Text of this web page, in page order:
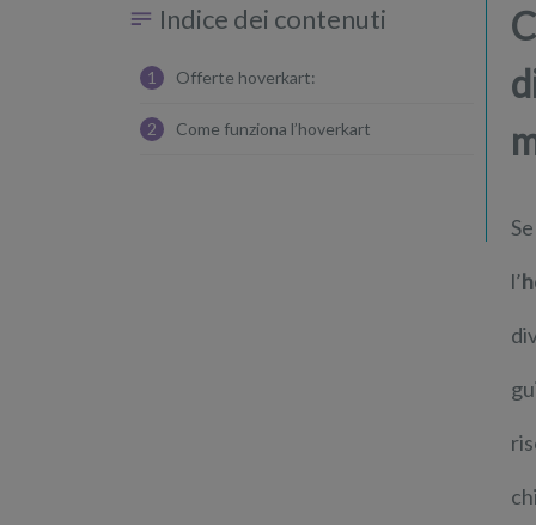
Indice dei contenuti
1 Offerte hoverkart:
2 Come funziona l’hoverkart
l’